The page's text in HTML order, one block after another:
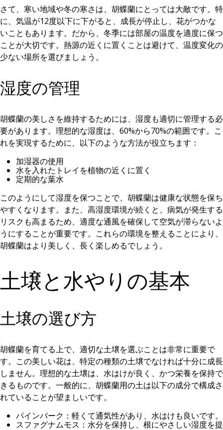
さて、寒い地域や冬の寒さは、胡蝶蘭にとっては大敵です。特
に、気温が12度以下に下がると、成長が停止し、花がつかな
いこともあります。だから、冬季には部屋の温度を適度に保つ
ことが大切です。熱源の近くに置くことは避けて、温度変化の
少ない場所を選びましょう。
湿度の管理
胡蝶蘭の美しさを維持するためには、湿度も適切に管理する必
要があります。理想的な湿度は、60%から70%の範囲です。こ
れを実現するために、以下のような方法が役立ちます：
加湿器の使用
水を入れたトレイを植物の近くに置く
定期的な葉水
このようにして湿度を保つことで、胡蝶蘭は健康な状態を保ち
やすくなります。また、高湿度環境が続くと、病気が発生する
リスクも高まるため、適度な通風を確保して空気が滞らないよ
うにすることが重要です。これらの環境を整えることにより、
胡蝶蘭はより美しく、長く楽しめるでしょう。
土壌と水やりの基本
土壌の選び方
胡蝶蘭を育てる上で、適切な土壌を選ぶことは非常に重要で
す。この美しい花は、特定の種類の土壌でなければ十分に成長
しません。理想的な土壌は、水はけが良く、かつ栄養を保持で
きるものです。一般的に、胡蝶蘭用の土は以下の成分で構成さ
れていることが望ましいです。
パインバーク：軽くて通気性があり、水はけも良いです。
スファグナムモス：水分を保持し、根にやさしい湿度を提